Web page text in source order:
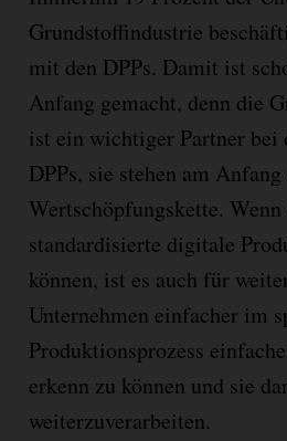
Grundstoffindustrie
mit den DPPs. Damit ist
Anfang gemacht, denn die
ist ein wichtiger Partner bei
DPPs, sie stehen am Anfang
Wertschöpfungskette.
standardisierte digitale
können, ist es auch für
Unternehmen einfacher im
Produktionsprozess
erkenn zu können und sie
weiterzuverarbeiten.